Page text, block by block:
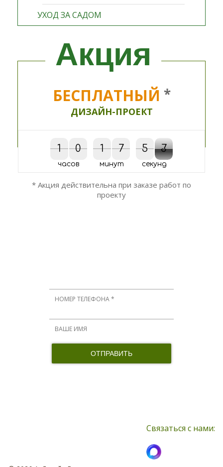
УХОД ЗА САДОМ
Акция
БЕСПЛАТНЫЙ *
ДИЗАЙН-ПРОЕКТ
1
1 0
0
часов
1
1 8
7
7
8
минут
0
5
5
0 8
7
7
8
секунд
* Акция действительна при заказе работ по
проекту
Связаться с нами: